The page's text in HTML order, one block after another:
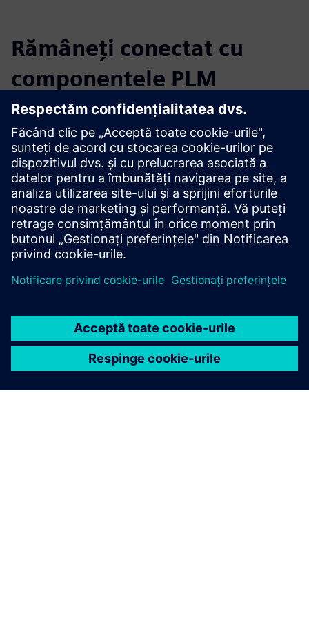
Rămâneți conectat cu
componentele PLM
Citiți blogul
Obțineți noi perspective asupra componentelor PLM și a
pieței PLM în general.
Vizitați blogul PLM Components